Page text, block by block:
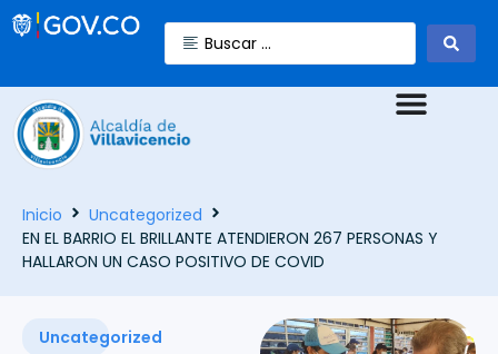
Inicio
Uncategorized
EN EL BARRIO EL BRILLANTE ATENDIERON 267 PERSONAS Y
HALLARON UN CASO POSITIVO DE COVID
Uncategorized